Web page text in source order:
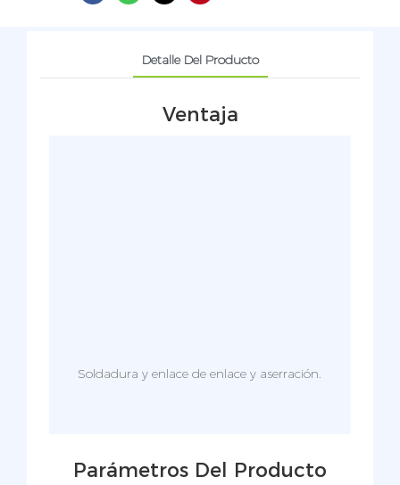
Detalle Del Producto
Ventaja
Soldadura y enlace de enlace y aserración.
Parámetros Del Producto